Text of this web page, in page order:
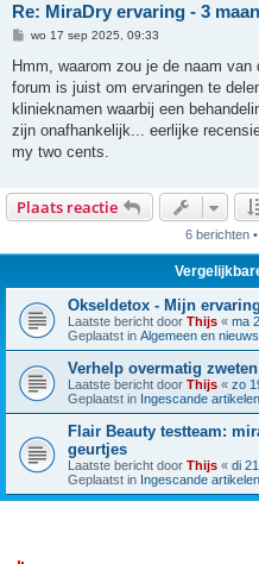
Re: MiraDry ervaring - 3
B
r
c
h
wo 17 sep 2025, 09:33
Hmm, waarom zou je de naam
forum is juist om ervaringen te
klinieknamen waarbij een
zijn onafhankelijk... eerlijke
my two cents.
Plaats reactie
6 berichten
Okseldetox - Mijn
Laatste bericht door Thijs « ma
Geplaatst in Algemeen en nieuws
Verhelp overmatig
Laatste bericht door Thijs « zo
Geplaatst in Ingescande
Flair Beauty testteam:
geurtjes
Laatste bericht door Thijs « di
Geplaatst in Ingescande